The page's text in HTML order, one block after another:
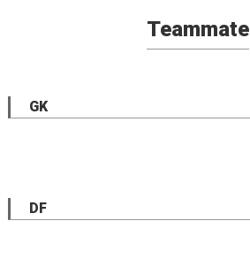
Teammate
GK
DF